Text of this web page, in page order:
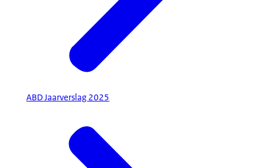
ABD Jaarverslag 2025